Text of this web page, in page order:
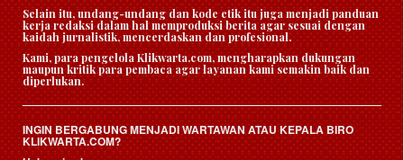
Selain itu, undang-undang dan kode etik itu juga menjadi panduan
kerja redaksi dalam hal memproduksi berita agar sesuai dengan
kaidah jurnalistik, mencerdaskan dan profesional.
Kami, para pengelola Klikwarta.com, mengharapkan dukungan
maupun kritik para pembaca agar layanan kami semakin baik dan
diperlukan.
INGIN BERGABUNG MENJADI WARTAWAN ATAU KEPALA BIRO
KLIKWARTA.COM?